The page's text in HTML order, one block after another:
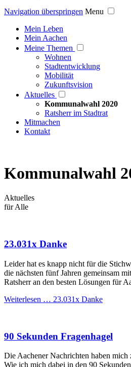
Navigation überspringen Menu
Mein Leben
Mein Aachen
Meine Themen
Wohnen
Stadtentwicklung
Mobilität
Zukunftsvision
Aktuelles
Kommunalwahl 2020
Ratsherr im Stadtrat
Mitmachen
Kontakt
Kommunalwahl
Aktuelles
für Alle
23.031x Danke
Leider hat es knapp nicht für die
die nächsten fünf Jahren gemeinsam
Ratsherr an den besten Lösungen für
Weiterlesen … 23.031x Danke
90 Sekunden Fragenhagel
Die Aachener Nachrichten haben mich
Wie ich mich dabei in den 90